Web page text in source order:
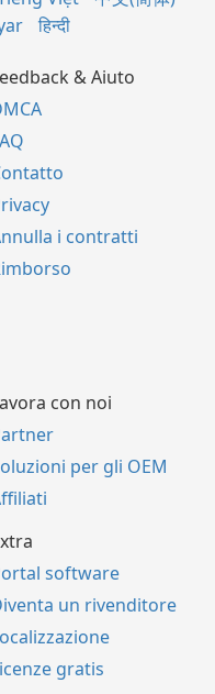
हिन्दी
& Aiuto
i contratti
con noi
per gli OEM
software
un rivenditore
gratis